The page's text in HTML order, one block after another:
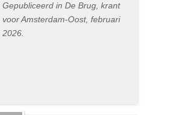
Gepubliceerd in De Brug, krant
voor Amsterdam-Oost, februari
2026.